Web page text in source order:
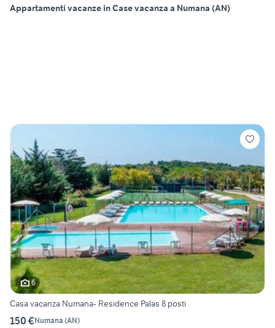
Appartamenti vacanze in Case vacanza a Numana (AN)
6
Casa vacanza Numana- Residence Palas 8 posti
150 €Numana (AN)